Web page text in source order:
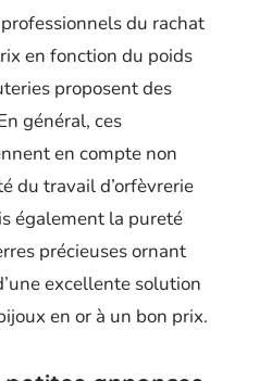
du rachat
en fonction du poids
proposent des
général, ces
en compte non
du travail d’orfèvrerie
également la pureté
précieuses ornant
excellente solution
en or à un bon prix.